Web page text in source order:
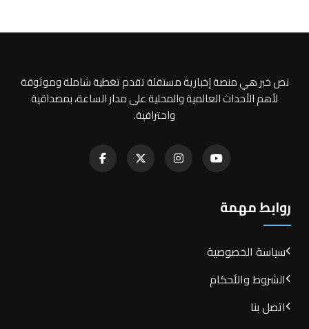
نص خبر هي منصة إخبارية مستقلة تقدم تغطية شاملة وموثوقة
لأهم الأحداث العالمية والمحلية على مدار الساعة، بمصداقية
واحترافية.
روابط مهمة
سياسة الخصوصية
الشروط والأحكام
اتصل بنا